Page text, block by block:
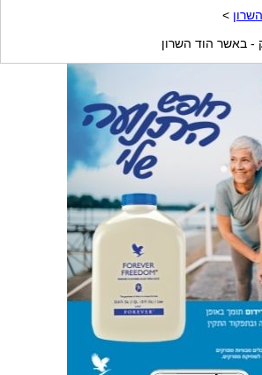
>
- באשר הוד השרון